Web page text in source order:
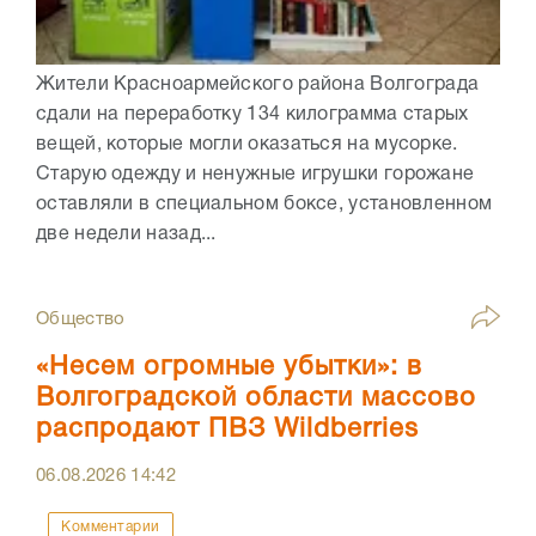
Жители Красноармейского района Волгограда
сдали на переработку 134 килограмма старых
вещей, которые могли оказаться на мусорке.
Старую одежду и ненужные игрушки горожане
оставляли в специальном боксе, установленном
две недели назад...
Общество
«Несем огромные убытки»: в
Волгоградской области массово
распродают ПВЗ Wildberries
06.08.2026 14:42
Комментарии